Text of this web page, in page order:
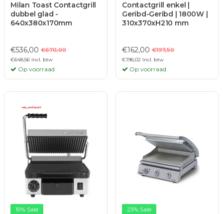
Milan Toast Contactgrill
dubbel glad -
640x380x170mm
€536,00 €670,00
€648,56 Incl. btw
Op voorraad
Contactgrill enkel |
Geribd-Geribd | 1800W |
310x370xH210 mm
€162,00 €197,50
€196,02 Incl. btw
Op voorraad
19% Sale 23% Sale